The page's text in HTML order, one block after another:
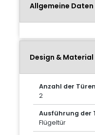
Allgemeine Daten
Design & Material
Anzahl der Türen
2
Ausführung der
Flügeltür